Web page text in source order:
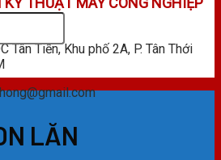
Tân Tiến, Khu phố 2A, P. Tân Thới
LĂN